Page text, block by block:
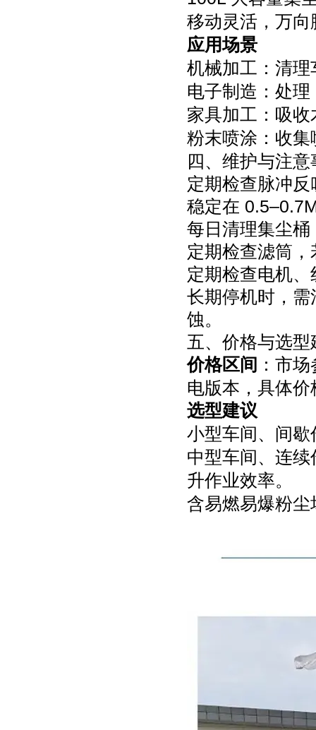
移动灵活，万
应用场景
机械加工：清
电子制造：处
家具加工：吸
粉末喷涂：收
四、维护与注意
定期检查脉冲
稳定在
每日清理集尘
定期检查滤筒
定期检查电机
长期停机时，
蚀。
五、价格与选型
价格区间 ：市
电版本，具体
选型建议
小型车间、间
中型车间、连
升作业效率。
含易燃易爆粉